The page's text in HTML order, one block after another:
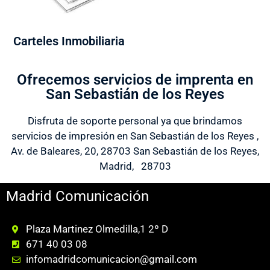
Carteles Inmobiliaria
Ofrecemos servicios de imprenta en
San Sebastián de los Reyes
Disfruta de soporte personal ya que brindamos
servicios de impresión en San Sebastián de los Reyes ,
Av. de Baleares, 20, 28703 San Sebastián de los Reyes,
Madrid, 28703
Madrid Comunicación
Plaza Martinez Olmedilla,1 2º D
671 40 03 08
infomadridcomunicacion@gmail.com